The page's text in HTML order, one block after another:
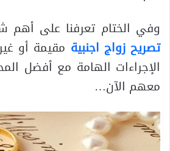
وفي الختام تعرفنا على
تصريح زواج اجنبية مقيمة أو
الإجراءات الهامة مع أفضل
معهم الآن…